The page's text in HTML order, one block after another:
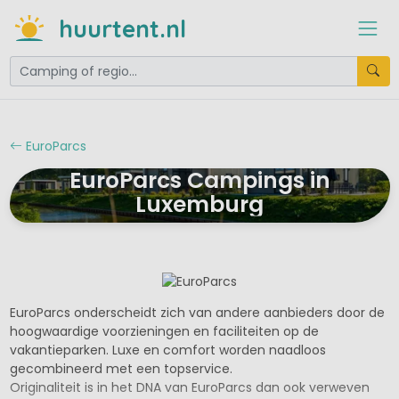
huurtent.nl
EuroParcs
EuroParcs Campings in
Luxemburg
EuroParcs onderscheidt zich van andere aanbieders door de
hoogwaardige voorzieningen en faciliteiten op de
vakantieparken. Luxe en comfort worden naadloos
gecombineerd met een topservice.
Originaliteit is in het DNA van EuroParcs dan ook verweven